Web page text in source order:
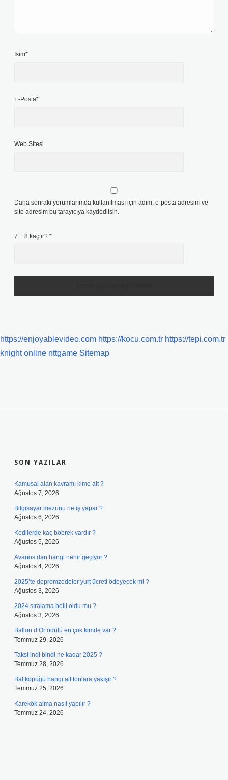
İsim*
E-Posta*
Web Sitesi
Daha sonraki yorumlarımda kullanılması için adım, e-posta adresim ve
site adresim bu tarayıcıya kaydedilsin.
7 + 8 kaçtır? *
https://enjoyablevideo.com https://kocu.com.tr https://tepi.com.tr
knight online nttgame Sitemap
SON YAZILAR
Kamusal alan kavramı kime ait ?
Ağustos 7, 2026
Bilgisayar mezunu ne iş yapar ?
Ağustos 6, 2026
Kedilerde kaç böbrek vardır ?
Ağustos 5, 2026
Avanos’dan hangi nehir geçiyor ?
Ağustos 4, 2026
2025’te depremzedeler yurt ücreti ödeyecek mi ?
Ağustos 3, 2026
2024 sıralama belli oldu mu ?
Ağustos 3, 2026
Ballon d’Or ödülü en çok kimde var ?
Temmuz 29, 2026
Taksi indi bindi ne kadar 2025 ?
Temmuz 28, 2026
Bal köpüğü hangi alt tonlara yakışır ?
Temmuz 25, 2026
Karekök alma nasıl yapılır ?
Temmuz 24, 2026